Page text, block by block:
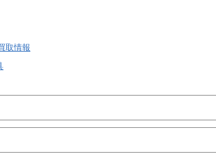
取情報